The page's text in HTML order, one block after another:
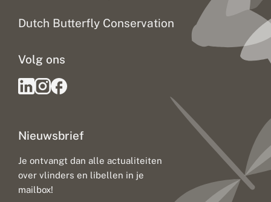
Dutch Butterfly Conservation
Nieuwsbrief
Je ontvangt dan alle actualiteiten
over vlinders en libellen in je
mailbox!
Volg ons